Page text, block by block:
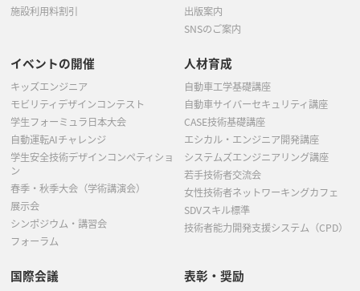
施設利用料割引
出版案内
SNSのご案内
イベントの開催
キッズエンジニア
モビリティデザインコンテスト
学生フォーミュラ日本大会
自動運転AIチャレンジ
学生安全技術デザインコンペティショ
ン
春季・秋季大会（学術講演会）
展示会
シンポジウム・講習会
フォーラム
人材育成
自動車工学基礎講座
自動車サイバーセキュリティ講座
CASE技術基礎講座
エシカル・エンジニア開発講座
システムズエンジニアリング講座
若手技術者交流会
女性技術者ネットワーキングカフェ
SDVスキル標準
技術者能力開発支援システム（CPD）
国際会議 表彰・奨励